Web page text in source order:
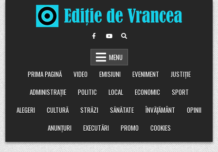
Skip
to
content
MENU
PRIMA PAGINĂ
VIDEO EMISIUNI EVENIMENT
JUSTIȚIE
ADMINISTRAȚIE
POLITIC LOCAL ECONOMIC
SPORT
ALEGERI
CULTURĂ STRĂZI SĂNĂTATE ÎNVĂȚĂMÂNT
OPINII
ANUNȚURI
EXECUTĂRI PROMO COOKIES